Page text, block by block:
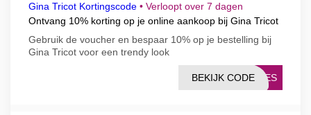
Gina Tricot Kortingscode • Verloopt over 7 dagen
Ontvang 10% korting op je online aankoop bij Gina Tricot
Gebruik de voucher en bespaar 10% op je bestelling bij
Gina Tricot voor een trendy look
TIES
BEKIJK CODE